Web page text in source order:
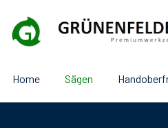
Home Sägen